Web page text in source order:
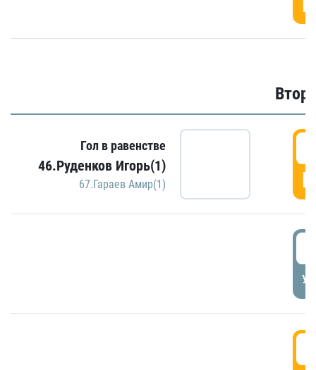
Гол в равенстве
46.Руденков Игорь(1)
67.Гараев Амир(1)